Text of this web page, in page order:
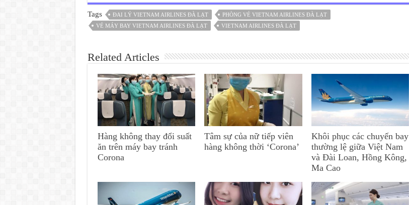
Tags ĐAI LÝ VIETNAM AIRLINES ĐÀ LẠT
PHÒNG VÉ VIETNAM AIRLINES ĐÀ LẠT
VÉ MÁY BAY VIETNAM AIRLINES ĐÀ LẠT
VIETNAM AIRLINES ĐÀ LẠT
Related Articles
Hàng không thay đổi suất
ăn trên máy bay tránh
Corona
Tâm sự của nữ tiếp viên
hàng không thời ‘Corona’
Khôi phục các chuyến bay
thường lệ giữa Việt Nam
và Đài Loan, Hồng Kông,
Ma Cao